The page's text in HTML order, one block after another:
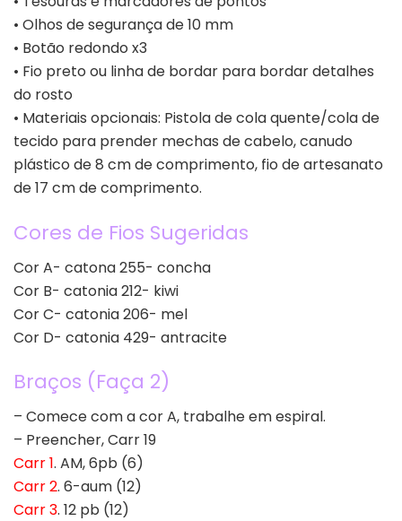
• Olhos de segurança de 10 mm
• Botão redondo x3
• Fio preto ou linha de bordar para bordar detalhes
do rosto
• Materiais opcionais: Pistola de cola quente/cola de
tecido para prender mechas de cabelo, canudo
plástico de 8 cm de comprimento, fio de artesanato
de 17 cm de comprimento.
Cores de Fios Sugeridas
Cor A- catona 255- concha
Cor B- catonia 212- kiwi
Cor C- catonia 206- mel
Cor D- catonia 429- antracite
Braços (Faça 2)
– Comece com a cor A, trabalhe em espiral.
– Preencher, Carr 19
Carr 1. AM, 6pb (6)
Carr 2. 6-aum (12)
Carr 3. 12 pb (12)